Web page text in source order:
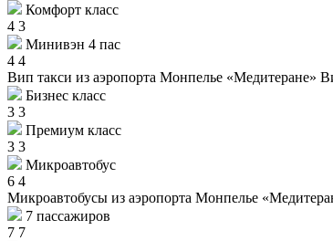
Комфорт класс
4 3
Минивэн 4 пас
4 4
Вип такси из аэропорта Монпелье «Медитеране»
Бизнес класс
3 3
Премиум класс
3 3
Микроавтобус
6 4
Микроавтобусы из аэропорта Монпелье
7 пассажиров
7 7